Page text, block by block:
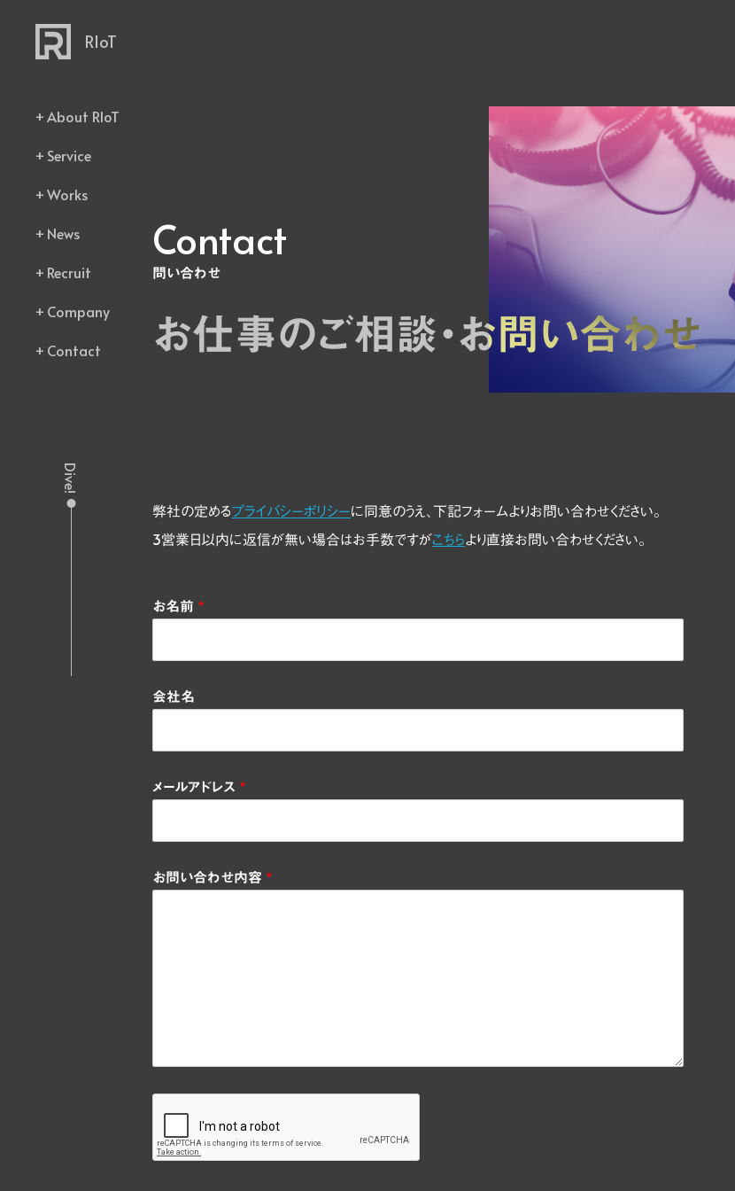
RIoT
About RIoT
Service
Works
News
Recruit
Company
Contact
Dive!
お仕事のご相談・お問い合わせ
Contact
問い合わせ
弊社の定めるプライバシーポリシーに同意のうえ、下記フォームよりお問い合わせください。
3営業日以内に返信が無い場合はお手数ですがこちらより直接お問い合わせください。
お名前 *
会社名
メールアドレス *
お問い合わせ内容 *